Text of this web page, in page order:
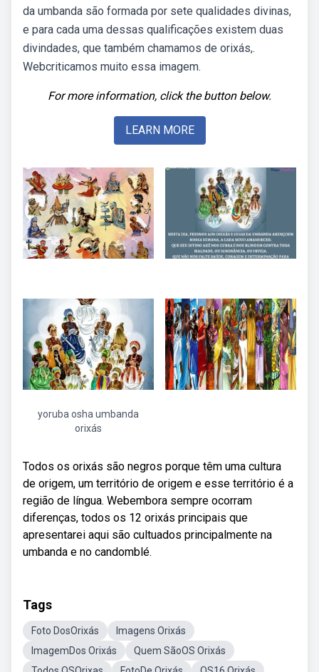
da umbanda são formada por sete qualidades divinas,
e para cada uma dessas qualificações existem duas
divindades, que também chamamos de orixás,.
Webcriticamos muito essa imagem.
For more information, click the button below.
LEARN MORE
yoruba osha umbanda
orixás
Todos os orixás são negros porque têm uma cultura
de origem, um território de origem e esse território é a
região de língua. Webembora sempre ocorram
diferenças, todos os 12 orixás principais que
apresentarei aqui são cultuados principalmente na
umbanda e no candomblé.
Tags
Foto DosOrixás
Imagens Orixás
ImagemDos Orixás
Quem SãoOS Orixás